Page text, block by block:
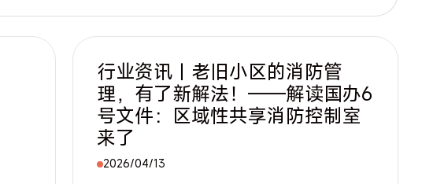
行业资讯｜老旧小区的消防管
理，有了新解法！——解读国办6
号文件：区域性共享消防控制室
来了
2026/04/13